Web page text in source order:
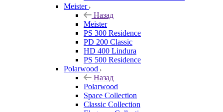
Meister
Назад
Meister
PS 300 Residence
PD 200 Classic
HD 400 Lindura
PS 500 Residence
Polarwood
Назад
Polarwood
Space Collection
Classic Collection